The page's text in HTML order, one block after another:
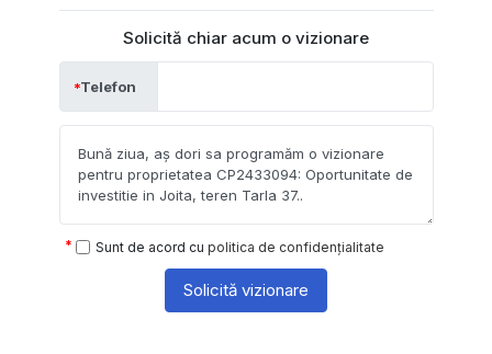
Solicită chiar acum o vizionare
Telefon
Sunt de acord cu politica de confidențialitate
Solicită vizionare